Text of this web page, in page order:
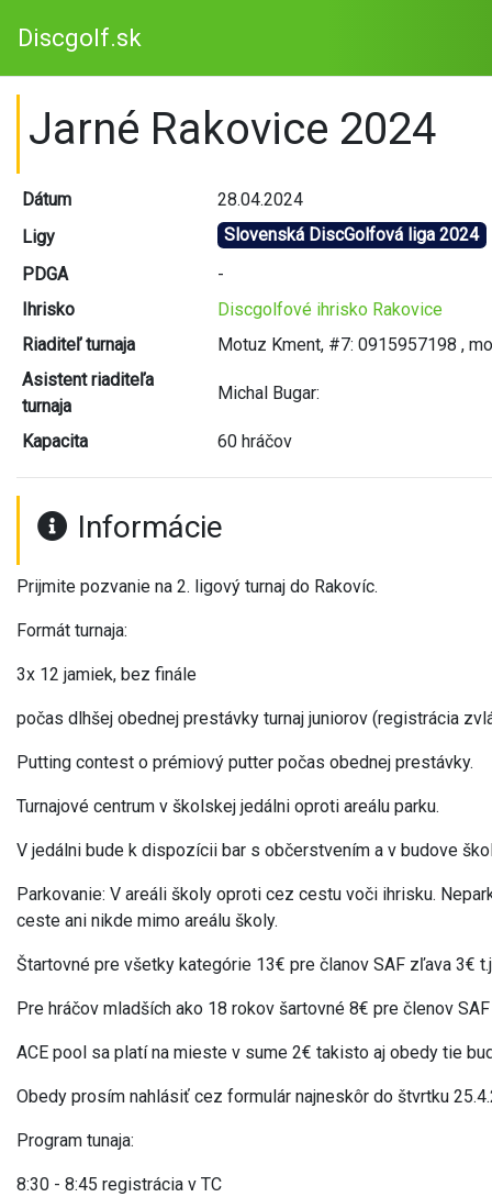
Discgolf.sk
Jarné Rakovice 2024
Dátum
28.04.2024
Ligy
Slovenská DiscGolfová liga 2024
PDGA
-
Ihrisko
Discgolfové ihrisko Rakovice
Riaditeľ turnaja
Motuz Kment, #7: 0915957198 ,
Asistent riaditeľa
turnaja
Michal Bugar:
Kapacita 60 hráčov
Informácie
Prijmite pozvanie na 2. ligový turnaj do Rakovíc.
Formát turnaja:
3x 12 jamiek, bez finále
počas dlhšej obednej prestávky turnaj juniorov (registrácia
Putting contest o prémiový putter počas obednej prestávky.
Turnajové centrum v školskej jedálni oproti areálu parku.
V jedálni bude k dispozícii bar s občerstvením a v budove
Parkovanie: V areáli školy oproti cez cestu voči ihrisku.
ceste ani nikde mimo areálu školy.
Štartovné pre všetky kategórie 13€ pre članov SAF zľava 3€
Pre hráčov mladších ako 18 rokov šartovné 8€ pre členov
ACE pool sa platí na mieste v sume 2€ takisto aj obedy tie
Obedy prosím nahlásiť cez formulár najneskôr do štvrtku
Program tunaja:
8:30 - 8:45 registrácia v TC